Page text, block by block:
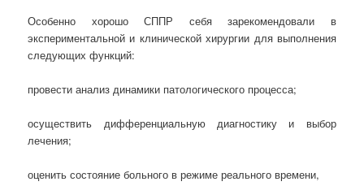
Особенно хорошо СППР себя зарекомендовали в
экспериментальной и клинической хирургии для выполнения
следующих функций:
провести анализ динамики патологического процесса;
осуществить дифференциальную диагностику и выбор
лечения;
оценить состояние больного в режиме реального времени,